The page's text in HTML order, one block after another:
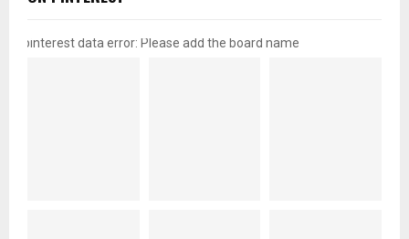
pinterest data error: Please add the board name